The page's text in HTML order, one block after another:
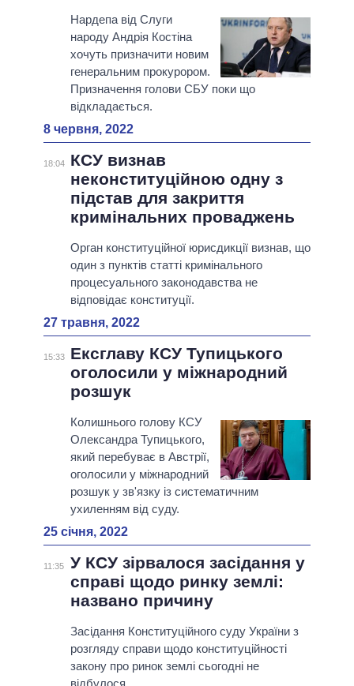
Нардепа від Слуги
народу Андрія Костіна
хочуть призначити новим
генеральним прокурором.
Призначення голови СБУ поки що
відкладається.
8 червня, 2022
18:04
КСУ визнав
неконституційною одну з
підстав для закриття
кримінальних проваджень
Орган конституційної юрисдикції визнав, що
один з пунктів статті кримінального
процесуального законодавства не
відповідає конституції.
27 травня, 2022
15:33
Ексглаву КСУ Тупицького
оголосили у міжнародний
розшук
Колишнього голову КСУ
Олександра Тупицького,
який перебуває в Австрії,
оголосили у міжнародний
розшук у зв'язку із систематичним
ухиленням від суду.
25 січня, 2022
11:35
У КСУ зірвалося засідання у
справі щодо ринку землі:
названо причину
Засідання Конституційного суду України з
розгляду справи щодо конституційності
закону про ринок землі сьогодні не